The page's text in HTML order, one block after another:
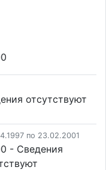
отсутствуют
по 23.02.2001
- Cведения